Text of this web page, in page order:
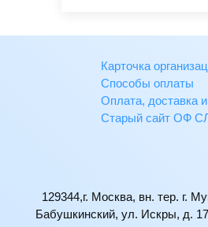
Карточка
Способы оплаты
Оплата, доставка
Старый сайт ОФ
129344,г. Москва, вн. тер. г.
Бабушкинский, ул. Искры, д.